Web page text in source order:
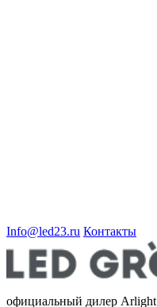
Info@led23.ru Контакты
официальный дилер Arlight